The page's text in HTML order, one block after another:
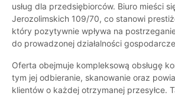
usług dla przedsiębiorców. Biuro mieści
Jerozolimskich 109/70, co stanowi
który pozytywnie wpływa na
do prowadzonej działalności
Oferta obejmuje kompleksową obsługę
tym jej odbieranie, skanowanie oraz
klientów o każdej otrzymanej przesyłce.